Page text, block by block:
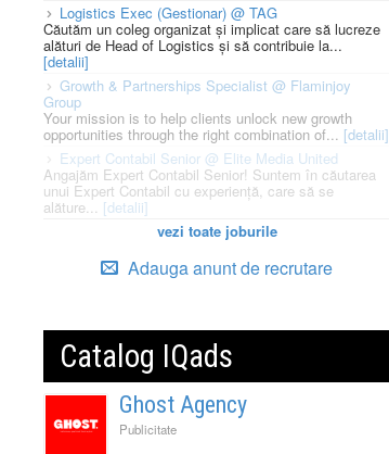
Logistics Exec (Gestionar) @ TAG
Căutăm un coleg organizat și implicat care să lucreze
alături de Head of Logistics și să contribuie la...
[detalii]
Growth & Partnerships Specialist @ Flaminjoy
Group
Your mission is to help clients unlock new growth
opportunities through the right combination of... [detalii]
Expert Contabil Senior @ Elite Media United
Angajăm Expert Contabil Senior! Suntem în căutarea
unui Expert Contabil cu experiență, care să se
alăture... [detalii]
vezi toate joburile
Adauga anunt de recrutare
Catalog IQads
Ghost Agency
Publicitate